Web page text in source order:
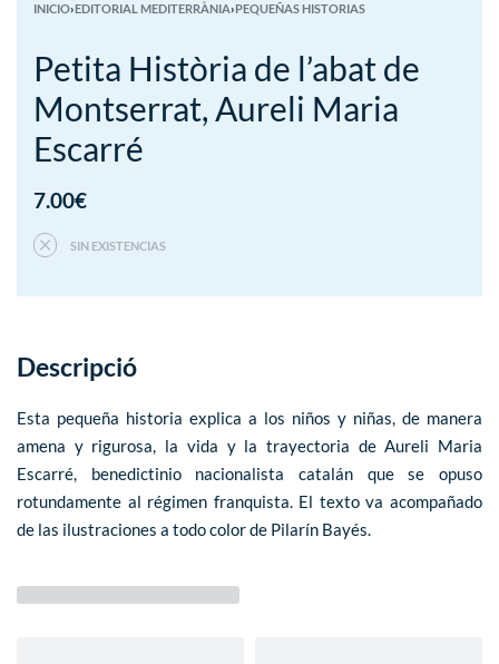
INICIO›EDITORIAL MEDITERRÀNIA›PEQUEÑAS HISTORIAS
Petita Història de l’abat de
Montserrat, Aureli Maria
Escarré
7.00€
SIN EXISTENCIAS
Descripció
Esta pequeña historia explica a los niños y niñas, de manera
amena y rigurosa, la vida y la trayectoria de Aureli Maria
Escarré, benedictinio nacionalista catalán que se opuso
rotundamente al régimen franquista. El texto va acompañado
de las ilustraciones a todo color de Pilarín Bayés.